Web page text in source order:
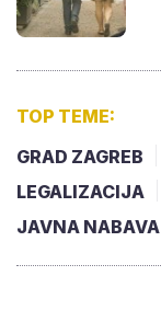
TOP TEME:
GRAD ZAGREB
LEGALIZACIJA
JAVNA NABAVA